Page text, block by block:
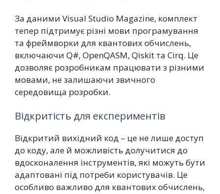
За даними Visual Studio Magazine, комплект
тепер підтримує різні мови програмування
та фреймворки для квантових обчислень,
включаючи Q#, OpenQASM, Qiskit та Cirq. Це
дозволяє розробникам працювати з різними
мовами, не залишаючи звичного
середовища розробки.
Відкритість для експериментів
Відкритий вихідний код – це не лише доступ
до коду, але й можливість долучитися до
вдосконалення інструментів, які можуть бути
адаптовані під потреби користувачів. Це
особливо важливо для квантових обчислень,